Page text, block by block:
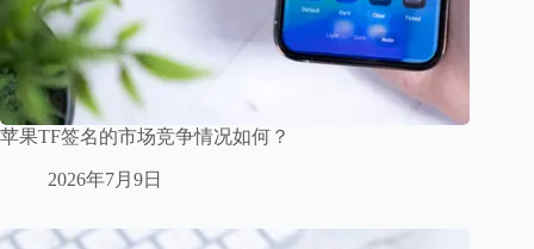
苹果TF签名的市场竞争情况如何？
2026年7月9日